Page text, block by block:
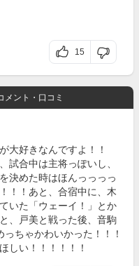
15
メント・口コミ
大好きなんですよ！！
試合中は主将っぽいし、
決めた時はほんっっっっ
！！あと、合宿中に、木
いた「ウェーイ！」とか
、戸美と戦った後、音駒
ちゃかわいかった！！！
しい！！！！！！